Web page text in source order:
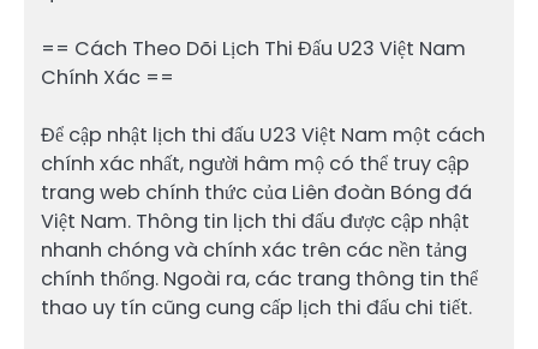
== Cách Theo Dõi Lịch Thi Đấu U23 Việt Nam
Chính Xác ==
Để cập nhật lịch thi đấu U23 Việt Nam một cách
chính xác nhất, người hâm mộ có thể truy cập
trang web chính thức của Liên đoàn Bóng đá
Việt Nam. Thông tin lịch thi đấu được cập nhật
nhanh chóng và chính xác trên các nền tảng
chính thống. Ngoài ra, các trang thông tin thể
thao uy tín cũng cung cấp lịch thi đấu chi tiết.